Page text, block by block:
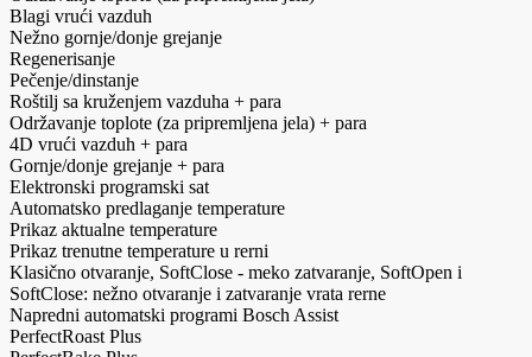
Blagi vrući vazduh
Nežno gornje/donje grejanje
Regenerisanje
Pečenje/dinstanje
Roštilj sa kruženjem vazduha + para
Održavanje toplote (za pripremljena jela) + para
4D vrući vazduh + para
Gornje/donje grejanje + para
Elektronski programski sat
Automatsko predlaganje temperature
Prikaz aktualne temperature
Prikaz trenutne temperature u rerni
Klasično otvaranje, SoftClose - meko zatvaranje, SoftOpen i
SoftClose: nežno otvaranje i zatvaranje vrata rerne
Napredni automatski programi Bosch Assist
PerfectRoast Plus